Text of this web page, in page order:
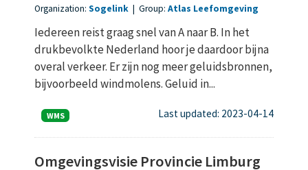
Organization: Sogelink | Group: Atlas Leefomgeving
Iedereen reist graag snel van A naar B. In het
drukbevolkte Nederland hoor je daardoor bijna
overal verkeer. Er zijn nog meer geluidsbronnen,
bijvoorbeeld windmolens. Geluid in...
WMS Last updated: 2023-04-14
Omgevingsvisie Provincie Limburg